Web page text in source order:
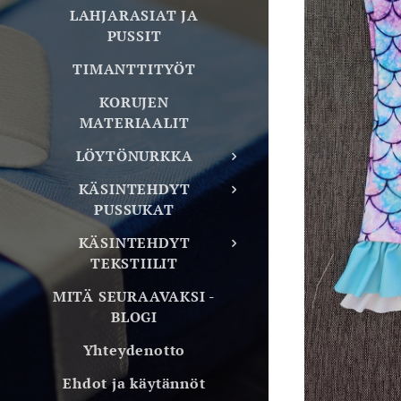
LAHJARASIAT JA
PUSSIT
TIMANTTITYÖT
KORUJEN
MATERIAALIT
LÖYTÖNURKKA
KÄSINTEHDYT
PUSSUKAT
KÄSINTEHDYT
TEKSTIILIT
MITÄ SEURAAVAKSI -
BLOGI
Yhteydenotto
Ehdot ja käytännöt